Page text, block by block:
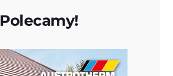
Polecamy!